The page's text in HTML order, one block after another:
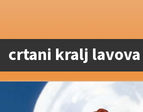
crtani kralj lavova